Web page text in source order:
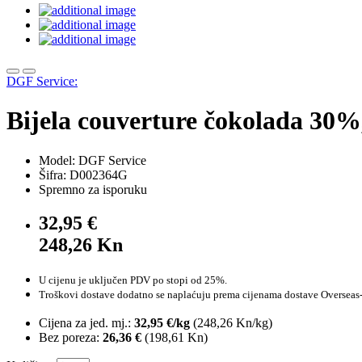
DGF Service:
Bijela couverture čokolada
Model: DGF Service
Šifra: D002364G
Spremno za isporuku
32,95 €
248,26 Kn
U cijenu je uključen PDV po stopi od 25%.
Troškovi dostave dodatno se naplaćuju prema cijenama dostave
Cijena za jed. mj.: 32,95 €/kg (248,26 Kn/kg)
Bez poreza: 26,36 € (198,61 Kn)